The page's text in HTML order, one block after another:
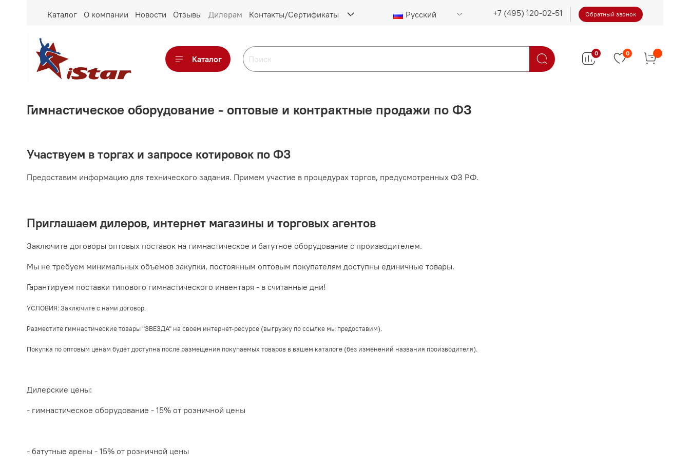
Каталог О компании Новости Отзывы Дилерам Контакты/Сертификаты Русский Обратный звонок
Каталог
0 0
Гимнастическое оборудование - оптовые и контрактные продажи по ФЗ
Участвуем в торгах и запросе котировок по ФЗ
Предоставим информацию для технического задания. Примем участие в процедурах торгов, предусмотренных ФЗ РФ.
Приглашаем дилеров, интернет магазины и торговых агентов
Заключите договоры оптовых поставок на гимнастическое и батутное оборудование с производителем.
Мы не требуем минимальных объемов закупки, постоянным оптовым покупателям доступны единичные товары.
Гарантируем поставки типового гимнастического инвентаря - в считанные дни!
УСЛОВИЯ: Заключите с нами договор.
Разместите гимнастические товары "ЗВЕЗДА" на своем интернет-ресурсе (выгрузку по ссылке мы предоставим).
Покупка по оптовым ценам будет доступна после размещения покупаемых товаров в вашем каталоге (без изменений названия производителя).
Дилерские цены:
- гимнастическое оборудование - 15% от розничной цены
- батутные арены - 15% от розничной цены